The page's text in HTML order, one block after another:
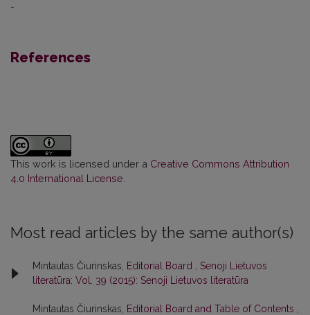
-
References
This work is licensed under a Creative Commons Attribution
4.0 International License
Most read articles by the same author(s)
Mintautas Čiurinskas, Editorial Board
Senoji Lietuvos
literatūra: Vol. 39 (2015): Senoji Lietuvos literatūra
Mintautas Čiurinskas, Editorial Board and Table of Contents